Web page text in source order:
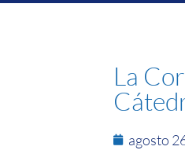
La
agosto